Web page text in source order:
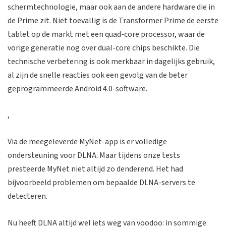
schermtechnologie, maar ook aan de andere hardware die in
de Prime zit. Niet toevallig is de Transformer Prime de eerste
tablet op de markt met een quad-core processor, waar de
vorige generatie nog over dual-core chips beschikte. Die
technische verbetering is ook merkbaar in dagelijks gebruik,
al zijn de snelle reacties ook een gevolg van de beter
geprogrammeerde Android 4.0-software.
,
Via de meegeleverde MyNet-app is er volledige
ondersteuning voor DLNA. Maar tijdens onze tests
presteerde MyNet niet altijd zo denderend. Het had
bijvoorbeeld problemen om bepaalde DLNA-servers te
detecteren.
Nu heeft DLNA altijd wel iets weg van voodoo: in sommige